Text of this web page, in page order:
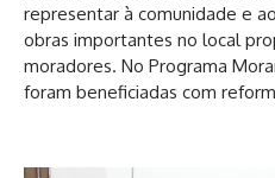
representar à comunidade e
obras importantes no local
moradores. No Programa
foram beneficiadas com